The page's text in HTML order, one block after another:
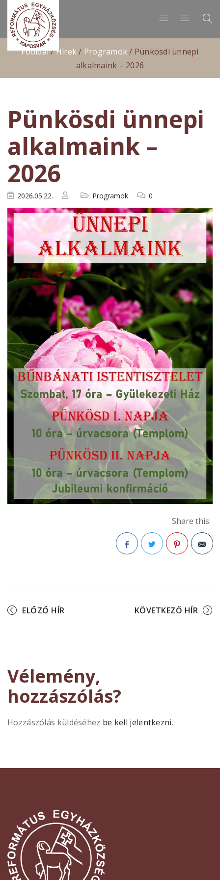
Főoldal/Hírek/ Programok/ Pünkösdi ünnepi
alkalmaink – 2026
Pünkösdi ünnepi
alkalmaink –
2026
2026.05.22. Programok 0
Share this:
ELŐZŐ HÍR KÖVETKEZŐ HÍR
Vélemény,
hozzászólás?
Hozzászólás küldéséhez be kell jelentkezni.